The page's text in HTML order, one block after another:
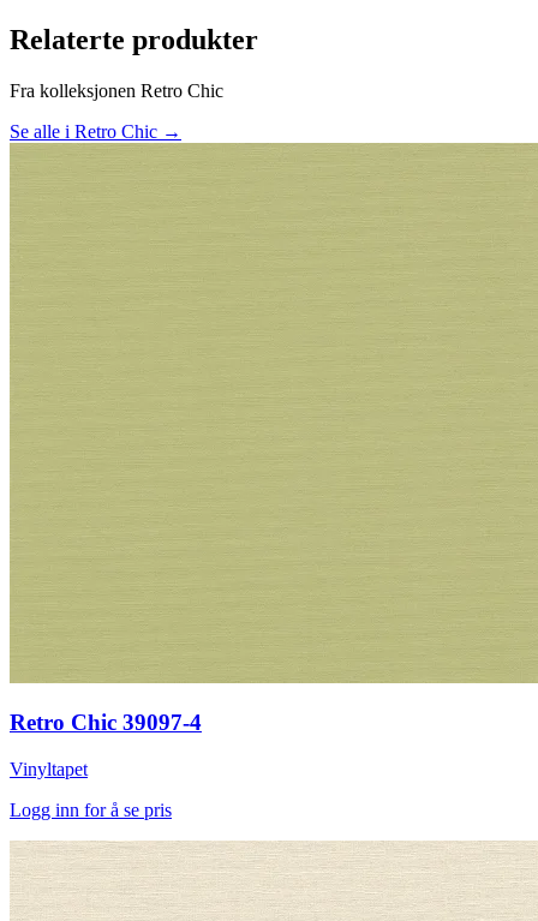
Relaterte produkter
Fra kolleksjonen Retro Chic
Se alle i Retro Chic →
Retro Chic 39097-4
Vinyltapet
Logg inn for å se pris